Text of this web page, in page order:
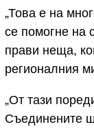
„Това е на
се помогне на
прави неща,
регионалния
„От тази
Съединените